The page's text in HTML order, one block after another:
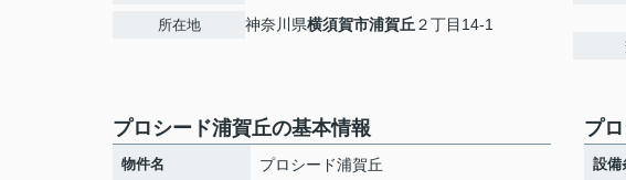
所在地 神奈川県横須賀市浦賀丘 ２丁目14-1
プロシード浦賀丘の基本情報
物件名 プロシード浦賀丘
プ
設備